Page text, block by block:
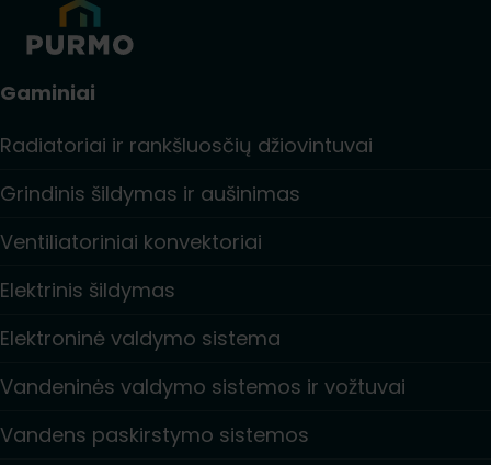
Gaminiai
Radiatoriai ir rankšluosčių džiovintuvai
Grindinis šildymas ir aušinimas
Ventiliatoriniai konvektoriai
Elektrinis šildymas
Elektroninė valdymo sistema
Vandeninės valdymo sistemos ir vožtuvai
Vandens paskirstymo sistemos